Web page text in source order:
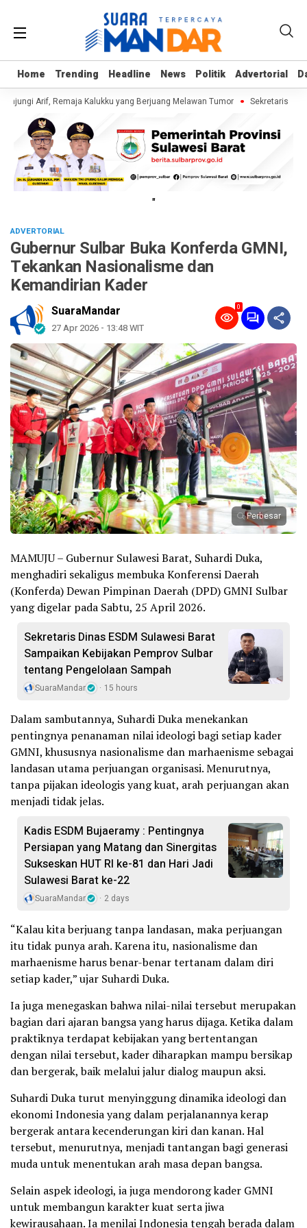
Home Trending Headline News Politik Advertorial
Home Trending Headline News Politik Advertorial
Arif, Remaja Kalukku yang Berjuang Melawan Tumor Sekretaris
"
ADVERTORIAL
Gubernur Sulbar Buka Konferda GMNI,
Tekankan Nasionalisme dan
Kemandirian Kader
SuaraMandar
27 Apr 2026 - 13:48 WIT
0
Perbesar
MAMUJU – Gubernur Sulawesi Barat, Suhardi Duka,
menghadiri sekaligus membuka Konferensi Daerah
(Konferda) Dewan Pimpinan Daerah (DPD) GMNI Sulbar
yang digelar pada Sabtu, 25 April 2026.
Sekretaris Dinas ESDM Sulawesi Barat
Sampaikan Kebijakan Pemprov Sulbar
tentang Pengelolaan Sampah
SuaraMandar 15 hours
Dalam sambutannya, Suhardi Duka menekankan
pentingnya penanaman nilai ideologi bagi setiap kader
GMNI, khususnya nasionalisme dan marhaenisme sebagai
landasan utama perjuangan organisasi. Menurutnya,
tanpa pijakan ideologis yang kuat, arah perjuangan akan
menjadi tidak jelas.
Kadis ESDM Bujaeramy : Pentingnya
Persiapan yang Matang dan Sinergitas
Sukseskan HUT RI ke-81 dan Hari Jadi
Sulawesi Barat ke-22
SuaraMandar 2 days
“Kalau kita berjuang tanpa landasan, maka perjuangan
itu tidak punya arah. Karena itu, nasionalisme dan
marhaenisme harus benar-benar tertanam dalam diri
setiap kader,” ujar Suhardi Duka.
Ia juga menegaskan bahwa nilai-nilai tersebut merupakan
bagian dari ajaran bangsa yang harus dijaga. Ketika dalam
praktiknya terdapat kebijakan yang bertentangan
dengan nilai tersebut, kader diharapkan mampu bersikap
dan bergerak, baik melalui jalur dialog maupun aksi.
Suhardi Duka turut menyinggung dinamika ideologi dan
ekonomi Indonesia yang dalam perjalanannya kerap
bergerak antara kecenderungan kiri dan kanan. Hal
tersebut, menurutnya, menjadi tantangan bagi generasi
muda untuk menentukan arah masa depan bangsa.
Selain aspek ideologi, ia juga mendorong kader GMNI
untuk membangun karakter kuat serta jiwa
kewirausahaan. Ia menilai Indonesia tengah berada dalam